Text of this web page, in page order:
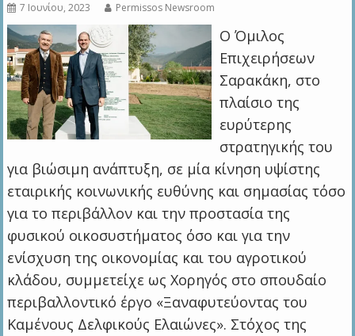
7 Ιουνίου, 2023 Permissos Newsroom
Ο Όμιλος
Επιχειρήσεων
Σαρακάκη, στο
πλαίσιο της
ευρύτερης
στρατηγικής του
για βιώσιμη ανάπτυξη, σε μία κίνηση υψίστης
εταιρικής κοινωνικής ευθύνης και σημασίας τόσο
για το περιβάλλον και την προστασία της
φυσικού οικοσυστήματος όσο και για την
ενίσχυση της οικονομίας και του αγροτικού
κλάδου, συμμετείχε ως Χορηγός στο σπουδαίο
περιβαλλοντικό έργο «Ξαναφυτεύοντας του
Καμένους Δελφικούς Ελαιώνες». Στόχος της